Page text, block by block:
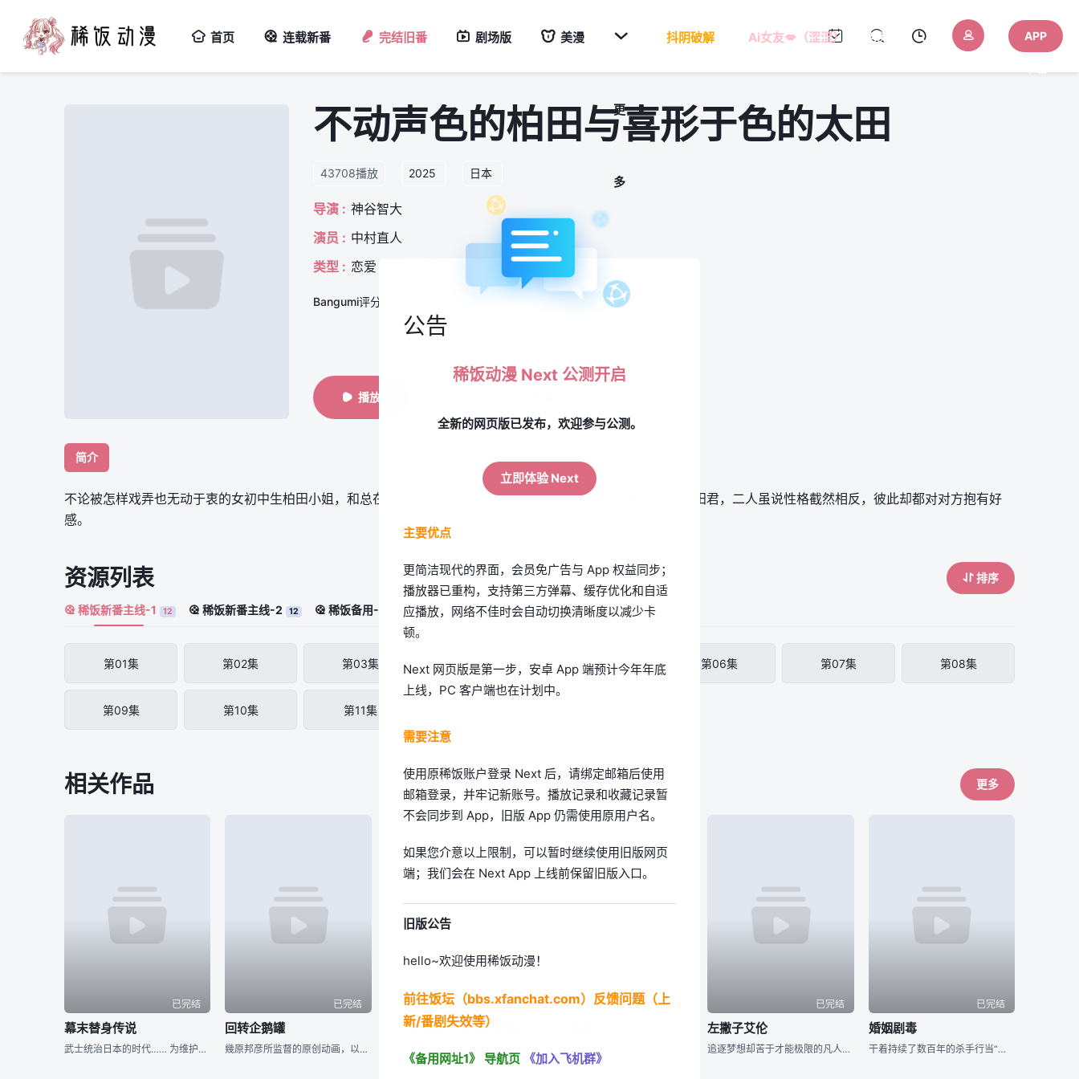
首页 连载新番 完结旧番 剧场版 美漫 
更
多
抖阴破解 Ai女友💋（涩涩） AI色色 APP
不动声色的柏田与喜形于色的太田
43708播放 2025 日本
导演 : 神谷智大
演员 : 中村直人
类型 : 恋爱 漫画改
Bangumi评分：
播放
简介
不论被怎样戏弄也无动于衷的女初中生柏田小姐，和总在不知不觉间戏弄柏木小姐、脸上的表情总是很丰富的太田君，二人虽说性格截然相反，彼此却都对对方抱有好
感。
资源列表 排序
稀饭新番主线-1 12 稀饭新番主线-2 12 稀饭备用-1
第01集 第02集 第03集 第04集 第05集 第06集 第07集 第08集
第09集 第10集 第11集
相关作品 更多
已完结
幕末替身传说
武士统治日本的时代…… 为维护京都治安而活动的新选组，被杂面鬼一手所消灭，只剩下了一个人。 ——被选为新选组成员替身的是七名罪人 同样被杂面鬼杀死父母的一番星，作为局长近藤勇的替身，一边成为替身
已完结
回转企鹅罐
幾原邦彦所监督的原创动画，以高仓家的三兄妹——双子兄弟高仓冠叶和高仓晶马，以及体弱多病的妹妹高仓阳毬为中心展开的故事。 某天兄弟二人带着时日无多的妹妹去水族馆游玩，久未外出的阳毬在人群中忽然倒下气绝
已完结 已完结 已完结
左撇子艾伦
追逐梦想却苦于才能极限的凡人「光一」，与因天赋过人而孤独痛苦的天才「艾伦」。在人生的十字路口短暂擦身而过的两人，将成为彼此一生难忘、无可取代的存在。选择成为设计师的光一，等待他的是广告界身经百战的职场
已完结
婚姻剧毒
干着持续了数百年的杀手行当“用毒人”的青年·下吕。对于干着暗中的工作，不擅长应对女性的他来说结婚并不是必须要做的东西。然而，为了不让“用毒人”的血脉断绝，老家通知他的妹妹要强制让她生下继承人。就在这时
公告
稀饭动漫 Next 公测开启
全新的网页版已发布，欢迎参与公测。
立即体验 Next
主要优点
更简洁现代的界面，会员免广告与 App 权益同步；
播放器已重构，支持第三方弹幕、缓存优化和自适
应播放，网络不佳时会自动切换清晰度以减少卡
顿。
Next 网页版是第一步，安卓 App 端预计今年年底
上线，PC 客户端也在计划中。
需要注意
使用原稀饭账户登录 Next 后，请绑定邮箱后使用
邮箱登录，并牢记新账号。播放记录和收藏记录暂
不会同步到 App，旧版 App 仍需使用原用户名。
如果您介意以上限制，可以暂时继续使用旧版网页
端；我们会在 Next App 上线前保留旧版入口。
旧版公告
hello~欢迎使用稀饭动漫！
前往饭坛（bbs.xfanchat.com）反馈问题（上
新/番剧失效等）
《备用网址1》 导航页 《加入飞机群》